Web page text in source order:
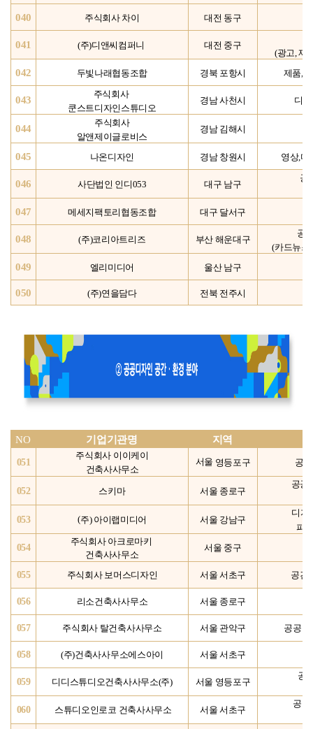
040 주식회사 차이 대전 동구
041 (주)디앤씨컴퍼니 대전 중구
(광고, 제
042 두빛나래협동조합 경북 포항시 제품,
043
주식회사
쿤스트디자인스튜디오
경남 사천시 디
044
주식회사
알앤제이글로비스
경남 김해시
045 나온디자인 경남 창원시 영상,디
046 사단법인 인디053 대구 남구
공
047 메세지팩토리협동조합 대구 달서구
048 (주)코리아트리즈 부산 해운대구
공
(카드뉴스
049 엘리미디어 울산 남구
050 (주)연을담다 전북 전주시
NO 기업기관명 지역
051
주식회사 이이케이
건축사사무소
서울 영등포구 공
052 스키마 서울 종로구
공공
053 (주) 아이랩미디어 서울 강남구
디자
파
054
주식회사 아크로마키
건축사사무소
서울 중구
055 주식회사 보머스디자인 서울 서초구 공간
056 리소건축사사무소 서울 종로구
057 주식회사 탈건축사사무소 서울 관악구 공공
058 (주)건축사사무소에스아이 서울 서초구
059 디디스튜디오건축사사무소(주) 서울 영등포구
공
060 스튜디오인로코 건축사사무소 서울 서초구
공공